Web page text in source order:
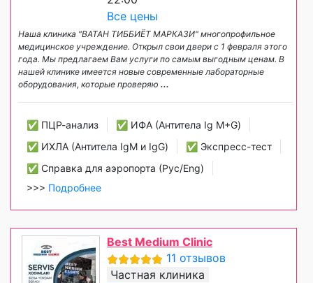
Все цены
Наша клиника "ВАТАН ТИББИЁТ МАРКАЗИ" многопрофильное
медицинское учреждение. Открыл свои двери с 1 февраля этого
года. Мы предлагаем Вам услуги по самым выгодным ценам. В
нашей клинике имеется новые современные лабораторные
оборудования, которые проверяю ...
✅ ПЦР-анализ
✅ ИФА (Антитела Ig М+G)
✅ ИХЛА (Антитела IgM и IgG)
✅ Экспресс-тест
✅ Справка для аэропорта (Рус/Eng)
>>> Подробнее
Best Medium Clinic
11 отзывов
Частная клиника